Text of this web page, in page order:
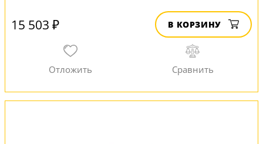
15 503 ₽ В КОРЗИНУ